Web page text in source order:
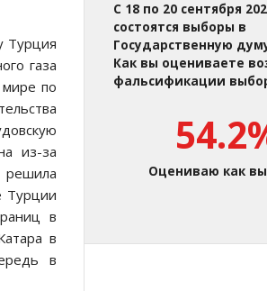
Турция
газа
по
из-за
Турции
в
в
в
С 18 по 20 сентября
состоятся выборы в
Государственную
Как вы оцениваете
фальсификации
Оцениваю как